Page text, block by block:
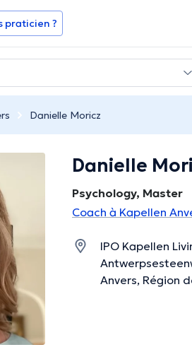
praticien ?
Danielle Moricz
Danielle
Psychology, Master
Coach à Kapellen
IPO Kapellen
Anvers, Région